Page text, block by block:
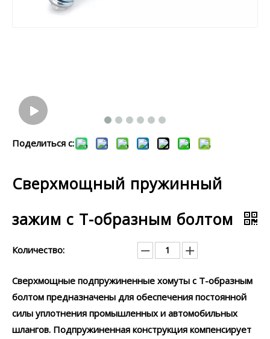
Поделиться с:
Сверхмощный пружинный
зажим с Т-образным болтом
Количество:
Сверхмощные подпружиненные хомуты с Т-образным
болтом предназначены для обеспечения постоянной
силы уплотнения промышленных и автомобильных
шлангов. Подпружиненная конструкция компенсирует